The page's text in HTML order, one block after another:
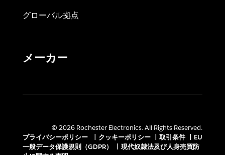
グローバル拠点
メーカー
© 2026 Rochester Electronics. All Rights Reserved.
プライバシーポリシー
クッキーポリシー 取引条件
EU
一般データ保護規則（GDPR）
現代奴隷法及び人身売買防